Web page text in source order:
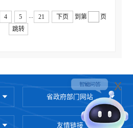
4 5 ... 21 下页 到第
页
跳转
省政府部门网站
友情链接
x